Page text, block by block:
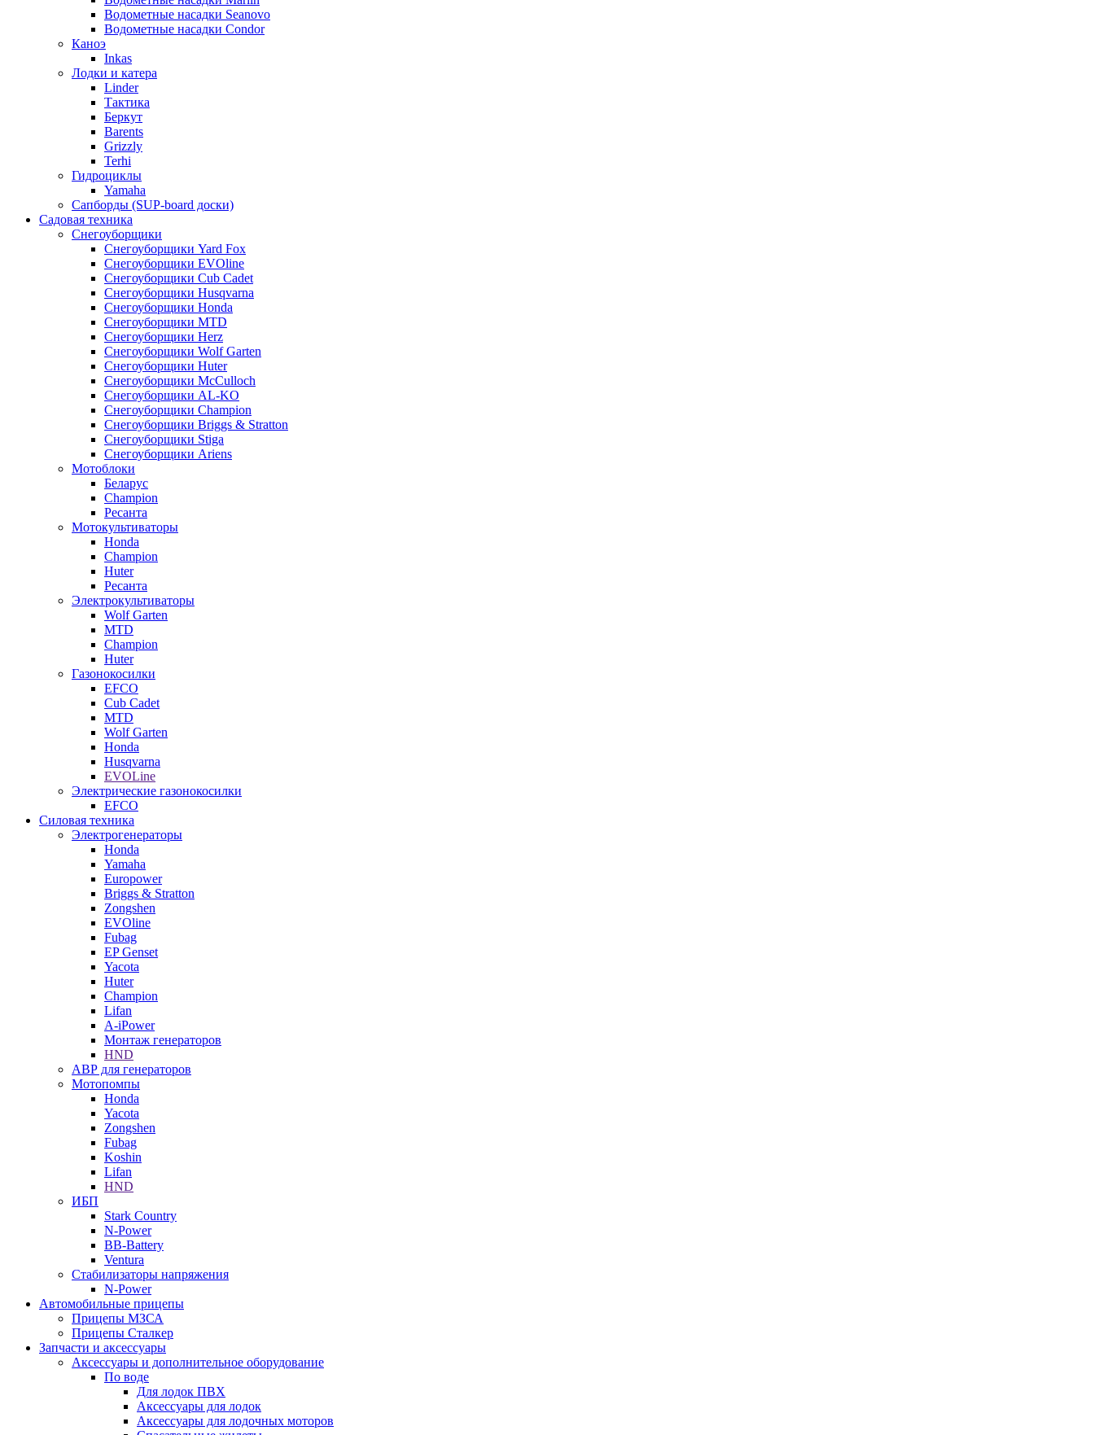
Водометные насадки Seanovo
Водометные насадки Condor
Каноэ
Inkas
Лодки и катера
Linder
Тактика
Беркут
Barents
Grizzly
Terhi
Гидроциклы
Yamaha
Сапборды (SUP-board доски)
Садовая техника
Снегоуборщики
Снегоуборщики Yard Fox
Снегоуборщики EVOline
Снегоуборщики Cub Cadet
Снегоуборщики Husqvarna
Снегоуборщики Honda
Снегоуборщики MTD
Снегоуборщики Herz
Снегоуборщики Wolf Garten
Снегоуборщики Huter
Снегоуборщики McCulloch
Снегоуборщики AL-KO
Снегоуборщики Champion
Снегоуборщики Briggs & Stratton
Снегоуборщики Stiga
Снегоуборщики Ariens
Мотоблоки
Беларус
Champion
Ресанта
Мотокультиваторы
Honda
Champion
Huter
Ресанта
Электрокультиваторы
Wolf Garten
MTD
Champion
Huter
Газонокосилки
EFCO
Cub Cadet
MTD
Wolf Garten
Honda
Husqvarna
EVOLine
Электрические газонокосилки
EFCO
Силовая техника
Электрогенераторы
Honda
Yamaha
Europower
Briggs & Stratton
Zongshen
EVOline
Fubag
EP Genset
Yacota
Huter
Champion
Lifan
A-iPower
Монтаж генераторов
HND
АВР для генераторов
Мотопомпы
Honda
Yacota
Zongshen
Fubag
Koshin
Lifan
HND
ИБП
Stark Country
N-Power
BB-Battery
Ventura
Стабилизаторы напряжения
N-Power
Автомобильные прицепы
Прицепы МЗСА
Прицепы Сталкер
Запчасти и аксессуары
Аксессуары и дополнительное оборудование
По воде
Для лодок ПВХ
Аксессуары для лодок
Аксессуары для лодочных моторов